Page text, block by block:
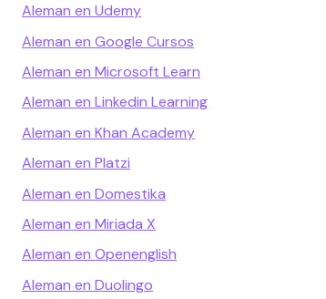
Aleman en Udemy
Aleman en Google Cursos
Aleman en Microsoft Learn
Aleman en Linkedin Learning
Aleman en Khan Academy
Aleman en Platzi
Aleman en Domestika
Aleman en Miriada X
Aleman en Openenglish
Aleman en Duolingo